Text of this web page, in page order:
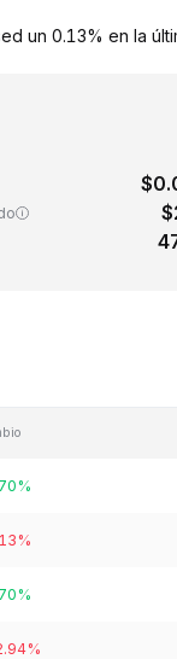
un 0.13% en la